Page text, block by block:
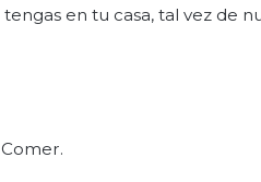
en tu casa, tal vez de